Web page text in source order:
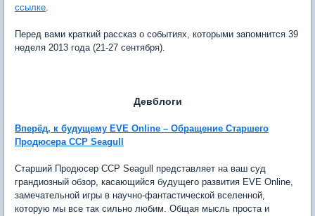
ссылке.
Перед вами краткий рассказ о событиях, которыми запомнится 39
неделя 2013 года (21-27 сентября).
Девблоги
Вперёд, к будущему EVE Online – Обращение Старшего
Продюсера CCP Seagull
Старший Продюсер CCP Seagull представляет на ваш суд
грандиозный обзор, касающийся будущего развития EVE Online,
замечательной игры в научно-фантастической вселенной,
которую мы все так сильно любим. Общая мысль проста и